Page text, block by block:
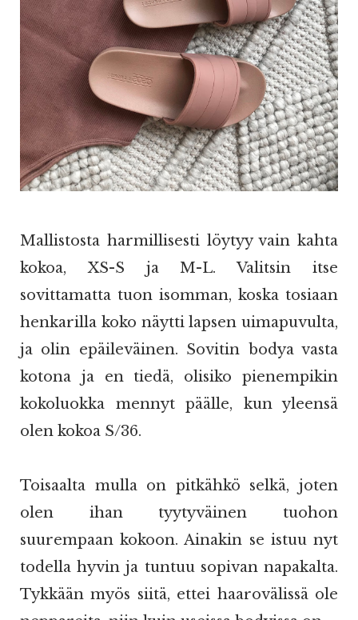
Mallistosta harmillisesti löytyy vain kahta
kokoa, XS-S ja M-L. Valitsin itse
sovittamatta tuon isomman, koska tosiaan
henkarilla koko näytti lapsen uimapuvulta,
ja olin epäileväinen. Sovitin bodya vasta
kotona ja en tiedä, olisiko pienempikin
kokoluokka mennyt päälle, kun yleensä
olen kokoa S/36.
Toisaalta mulla on pitkähkö selkä, joten
olen ihan tyytyväinen tuohon
suurempaan kokoon. Ainakin se istuu nyt
todella hyvin ja tuntuu sopivan napakalta.
Tykkään myös siitä, ettei haarovälissä ole